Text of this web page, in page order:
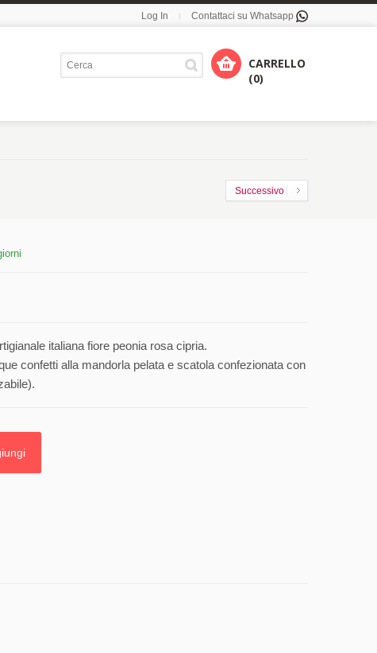
Log In Contattaci su Whatsapp
CARRELLO
(0)
Successivo
italiana fiore peonia rosa cipria.
confetti alla mandorla pelata e scatola confezionata con